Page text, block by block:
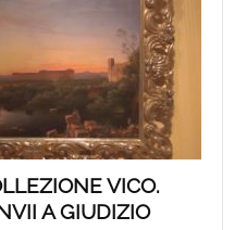
VICO.
A GIUDIZIO